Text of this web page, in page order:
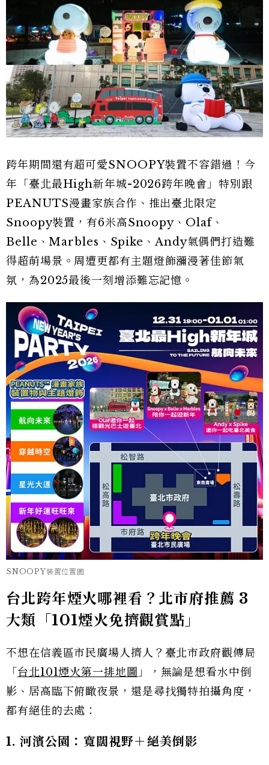
跨年期間還有超可愛SNOOPY裝置不容錯過！今
年「臺北最High新年城-2026跨年晚會」特別跟
PEANUTS漫畫家族合作、推出臺北限定
Snoopy裝置，有6米高Snoopy、Olaf、
Belle、Marbles、Spike、Andy氣偶們打造難
得超萌場景。周遭更都有主題燈飾瀰漫著佳節氣
氛，為2025最後一刻增添難忘記憶。
SNOOPY裝置位置圖
台北跨年煙火哪裡看？北市府推薦 3
大類「101煙火免擠觀賞點」
不想在信義區市民廣場人擠人？臺北市政府觀傳局
「 台北101煙火第一排地圖 」，無論是想看水中倒
影、居高臨下俯瞰夜景，還是尋找獨特拍攝角度，
都有絕佳的去處：
1. 河濱公園：寬闊視野＋絕美倒影